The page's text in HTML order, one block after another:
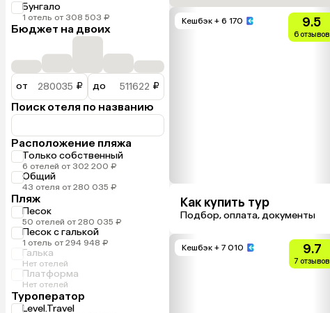
Бунгало
1 отель от 308 503 ₽
Бюджет на двоих
от ₽ до ₽
Поиск отеля по названию
Расположение пляжа
Только собственный
6 отелей от 302 200 ₽
Общий
43 отеля от 280 035 ₽
Пляж
Песок
50 отелей от 280 035 ₽
Песок с галькой
1 отель от 294 948 ₽
Галька
Нет отелей
Платформа
Нет отелей
Туроператор
Level.Travel
Кешбэк + 6 170 9.5
6 отзывов
Как купить тур
Подбор, оплата, документы
Кешбэк + 7 010 9.7
7 отзывов